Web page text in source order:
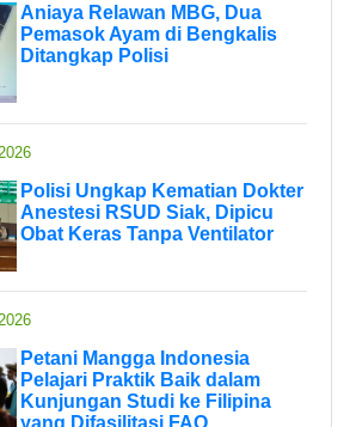
Aniaya Relawan MBG, Dua
Pemasok Ayam di Bengkalis
Ditangkap Polisi
Polisi Ungkap Kematian Dokter
Anestesi RSUD Siak, Dipicu
Obat Keras Tanpa Ventilator
Petani Mangga Indonesia
Pelajari Praktik Baik dalam
Kunjungan Studi ke Filipina
yang Difasilitasi FAO